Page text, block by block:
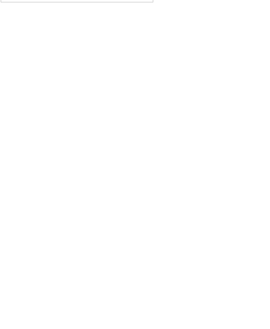
和反对官僚主义的决定》的通知和毛泽东